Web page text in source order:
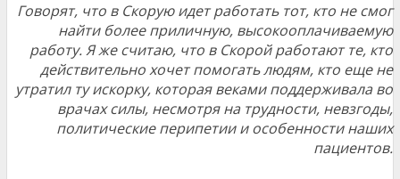
Говорят, что в Скорую идет работать тот, кто не смог
найти более приличную, высокооплачиваемую
работу. Я же считаю, что в Скорой работают те, кто
действительно хочет помогать людям, кто еще не
утратил ту искорку, которая веками поддерживала во
врачах силы, несмотря на трудности, невзгоды,
политические перипетии и особенности наших
пациентов.